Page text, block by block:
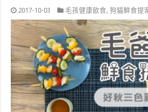
2017-10-03 毛孩健康飲食,狗貓鮮食提